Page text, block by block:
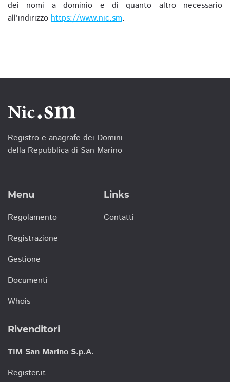
dei nomi a dominio e di quanto altro necessario
all'indirizzo https://www.nic.sm.
Registro e anagrafe dei Domini
della Repubblica di San Marino
Menu
Regolamento
Registrazione
Gestione
Documenti
Whois
Links
Contatti
Rivenditori
TIM San Marino S.p.A.
Register.it